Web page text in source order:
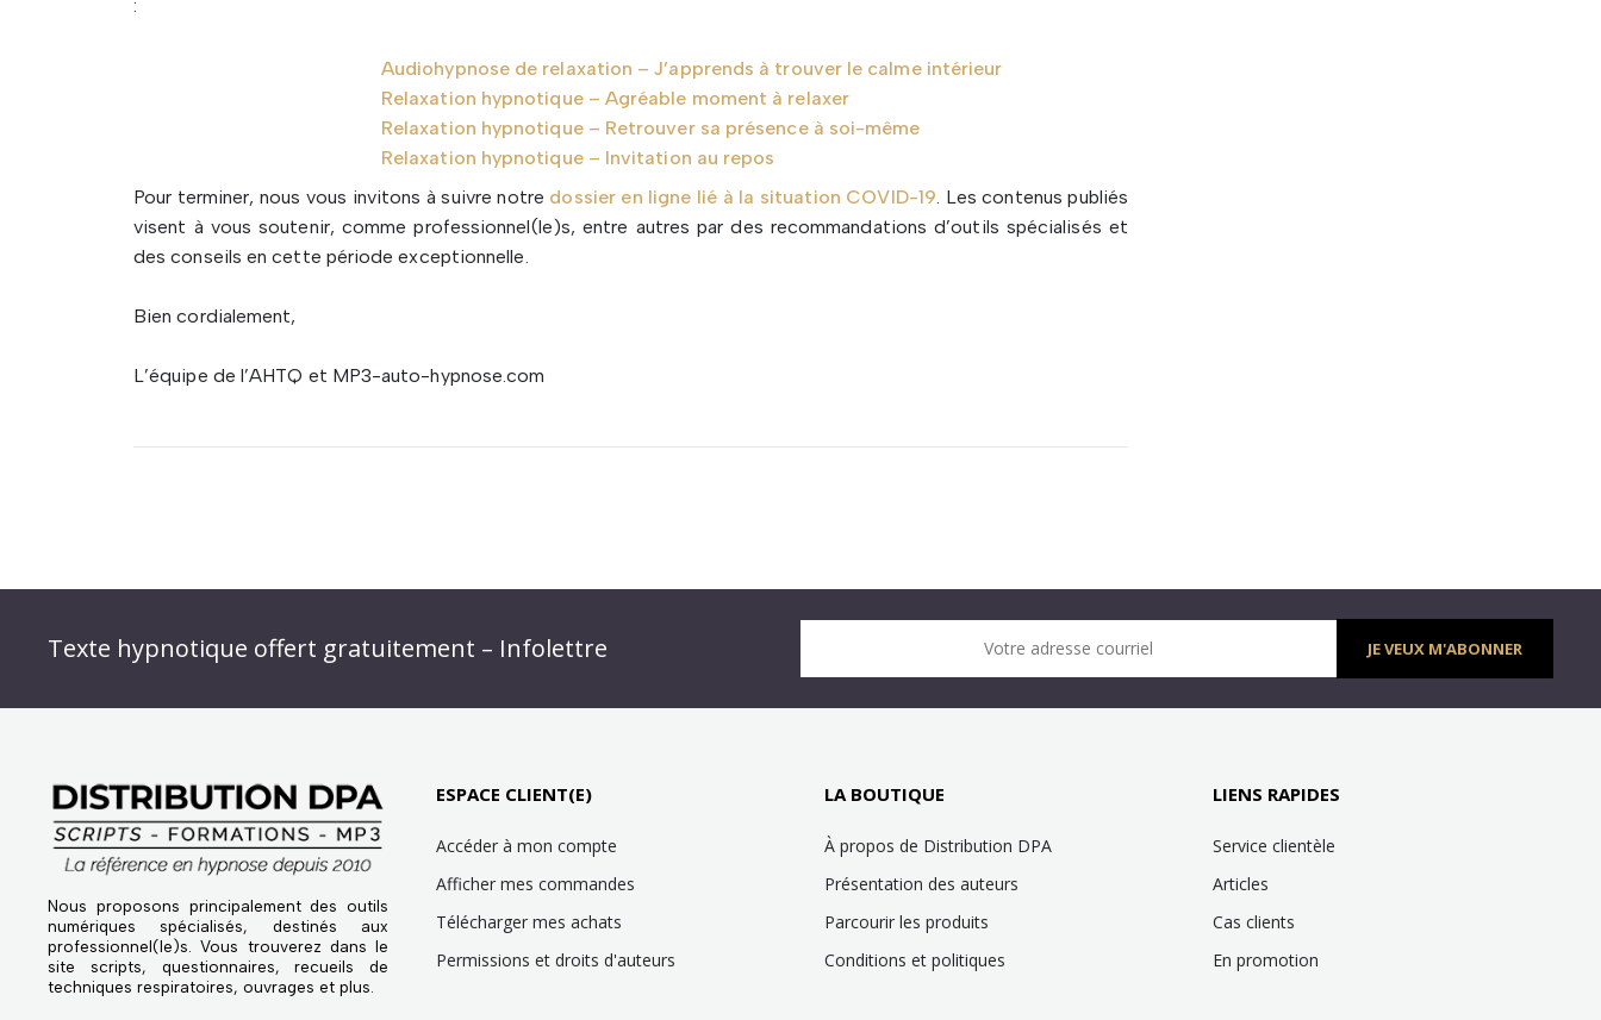
:
Audiohypnose de relaxation – J’apprends à trouver le calme intérieur
Relaxation hypnotique – Agréable moment à relaxer
Relaxation hypnotique – Retrouver sa présence à soi-même
Relaxation hypnotique – Invitation au repos
Pour terminer, nous vous invitons à suivre notre dossier en ligne lié à la situation COVID-19. Les contenus publiés
visent à vous soutenir, comme professionnel(le)s, entre autres par des recommandations d’outils spécialisés et
des conseils en cette période exceptionnelle.
Bien cordialement,
L’équipe de l’AHTQ et MP3-auto-hypnose.com
Texte hypnotique offert gratuitement – Infolettre
Votre adresse courriel JE VEUX M'ABONNER
Nous proposons principalement des outils
numériques spécialisés, destinés aux
professionnel(le)s. Vous trouverez dans le
site scripts, questionnaires, recueils de
techniques respiratoires, ouvrages et plus.
ESPACE CLIENT(E)
Accéder à mon compte
Afficher mes commandes
Télécharger mes achats
Permissions et droits d'auteurs
LA BOUTIQUE
À propos de Distribution DPA
Présentation des auteurs
Parcourir les produits
Conditions et politiques
LIENS RAPIDES
Service clientèle
Articles
Cas clients
En promotion